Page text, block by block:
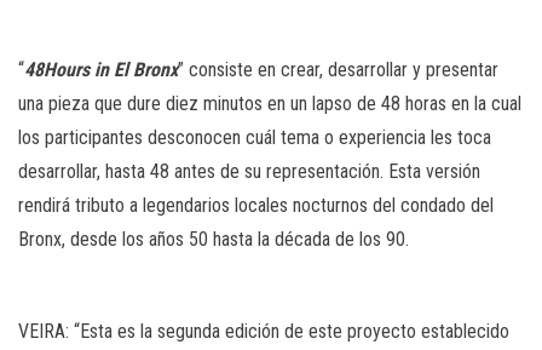
“48Hours in El Bronx” consiste en crear, desarrollar y presentar
una pieza que dure diez minutos en un lapso de 48 horas en la cual
los participantes desconocen cuál tema o experiencia les toca
desarrollar, hasta 48 antes de su representación. Esta versión
rendirá tributo a legendarios locales nocturnos del condado del
Bronx, desde los años 50 hasta la década de los 90.
VEIRA: “Esta es la segunda edición de este proyecto establecido